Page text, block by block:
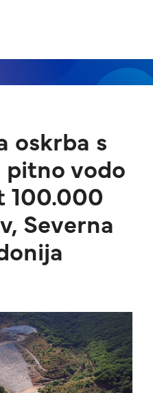
oskrba s
vodo
100.000
Severna